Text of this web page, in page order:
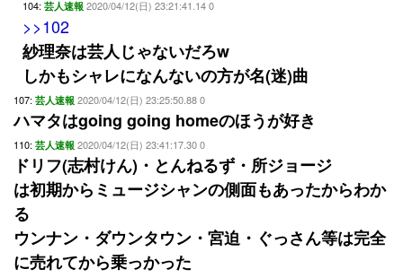
104: 芸人速報 2020/04/12(日) 23:21:41.14 0
>>102
紗理奈は芸人じゃないだろw
しかもシャレになんないの方が名(迷)曲
107: 芸人速報 2020/04/12(日) 23:25:50.88 0
ハマタはgoing going homeのほうが好き
110: 芸人速報 2020/04/12(日) 23:41:17.30 0
ドリフ(志村けん)・とんねるず・所ジョージ
は初期からミュージシャンの側面もあったからわか
る
ウンナン・ダウンタウン・宮迫・ぐっさん等は完全
に売れてから乗っかった